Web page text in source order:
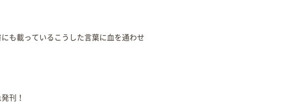
も載っているこうした言葉に血を通わせ
刊！